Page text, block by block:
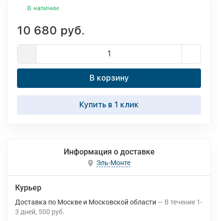
В наличии
10 680 руб.
В корзину
Купить в 1 клик
Информация о доставке
Эль-Монте
Курьер
Доставка по Москве и Московской области В течение 1-
3 дней 500 руб.